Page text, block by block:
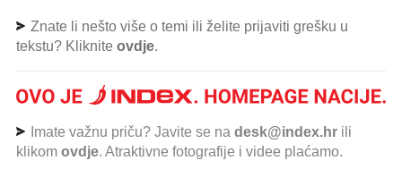
Znate li nešto više o temi ili želite prijaviti grešku u
tekstu? Kliknite ovdje.
Imate važnu priču? Javite se na desk@index.hr ili
klikom ovdje. Atraktivne fotografije i videe plaćamo.